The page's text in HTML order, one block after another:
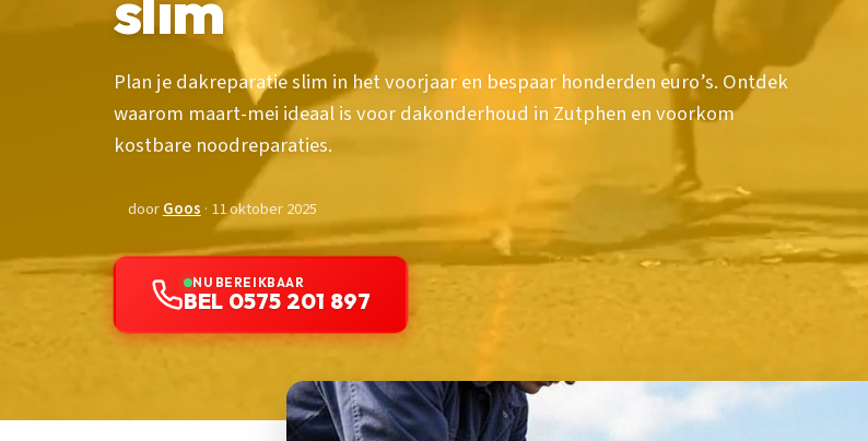
Plan je dakreparatie slim in het voorjaar en bespaar honderden euro’s. Ontdek
waarom maart-mei ideaal is voor dakonderhoud in Zutphen en voorkom
kostbare noodreparaties.
doorGoos · 11 oktober 2025
NU BEREIKBAAR
BEL 0575 201 897